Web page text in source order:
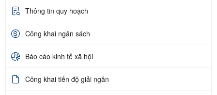
Thông tin quy hoạch
Công khai ngân sách
Báo cáo kinh tế xã hội
Công khai tiến độ giải ngân